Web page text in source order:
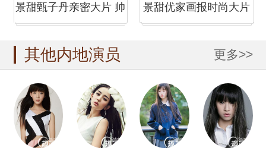
景甜甄子丹亲密大片 帅
景甜优家画报时尚大片
其他内地演员 更多>>